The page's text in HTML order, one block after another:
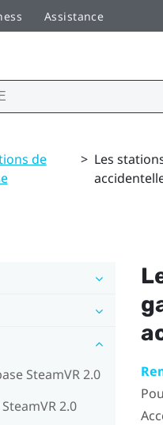
Assistance
de
> Les
SteamVR 2.0
2.0